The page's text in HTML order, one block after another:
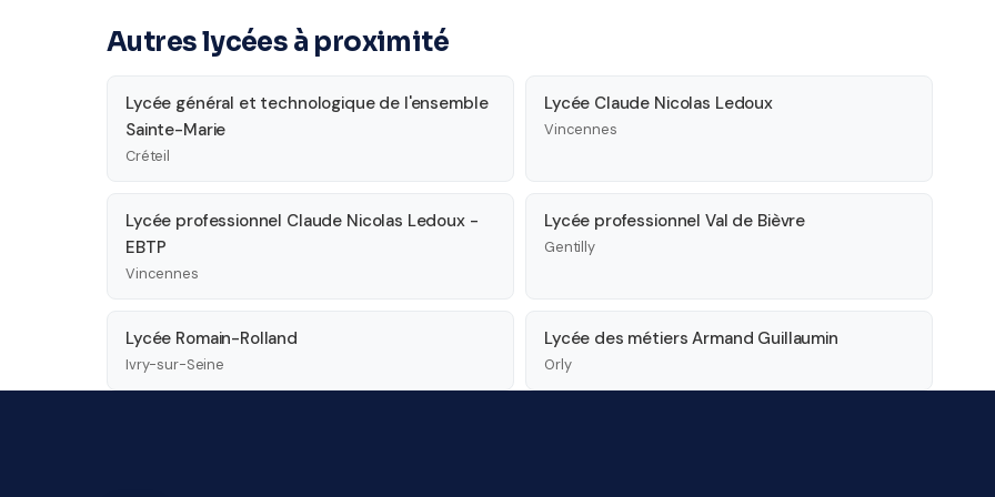
Autres lycées à proximité
Lycée général et technologique de l'ensemble
Sainte-Marie
Créteil
Lycée Claude Nicolas Ledoux
Vincennes
Lycée professionnel Claude Nicolas Ledoux -
EBTP
Vincennes
Lycée professionnel Val de Bièvre
Gentilly
Lycée Romain-Rolland
Ivry-sur-Seine
Lycée des métiers Armand Guillaumin
Orly